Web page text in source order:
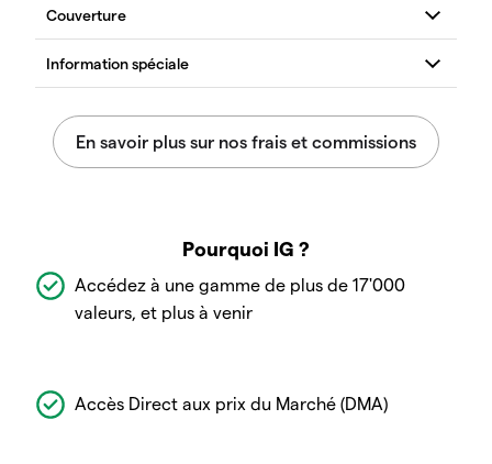
Pourquoi IG ?
Accédez à une gamme de plus de 17'000
valeurs, et plus à venir
Accès Direct aux prix du Marché (DMA)